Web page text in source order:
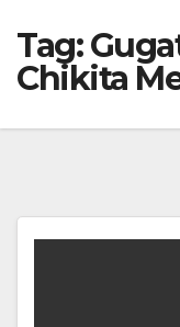
Tag:
Chikita